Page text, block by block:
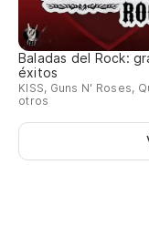
Baladas del Rock:
éxitos
KISS, Guns N' Roses,
otros